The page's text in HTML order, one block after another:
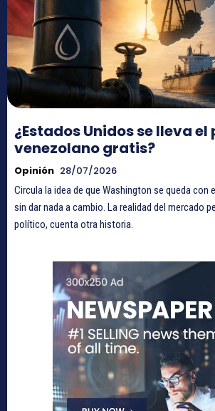
¿Estados Unidos se lleva
venezolano gratis?
Opinión 28/07/2026
Circula la idea de que Washington se queda con
sin dar nada a cambio. La realidad del mercado
político, cuenta otra historia.